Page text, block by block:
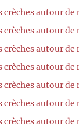
crèches autour de
crèches autour
crèches autour de
crèches autour
crèches autour
crèches autour
crèches autour de